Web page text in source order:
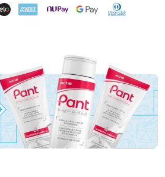
AMEX NuPay Google PayDiners Club
Destaque